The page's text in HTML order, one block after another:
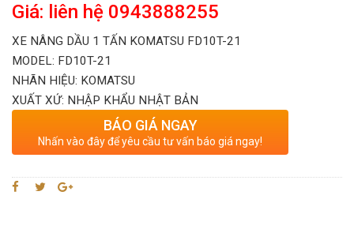
Giá: liên hệ 0943888255
XE NÂNG DẦU 1 TẤN KOMATSU FD10T-21
MODEL: FD10T-21
NHÃN HIỆU: KOMATSU
XUẤT XỨ: NHẬP KHẨU NHẬT BẢN
BÁO GIÁ NGAY
Nhấn vào đây để yêu cầu tư vấn báo giá ngay!